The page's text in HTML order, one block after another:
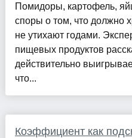
Помидоры, картофель,
споры о том, что должно
не утихают годами.
пищевых продуктов
действительно
что...
Коэффициент как